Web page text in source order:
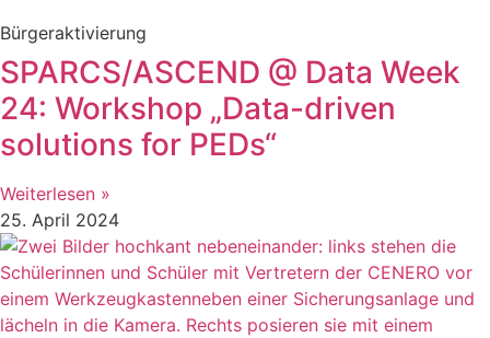
Bürgeraktivierung
SPARCS/ASCEND @ Data Week
24: Workshop „Data-driven
solutions for PEDs“
Weiterlesen »
25. April 2024